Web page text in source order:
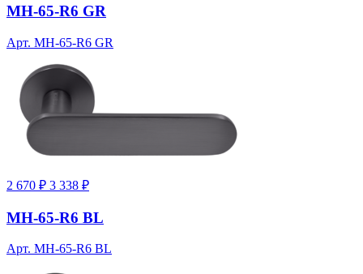
MH-65-R6 GR
Арт. MH-65-R6 GR
2 670 ₽ 3 338 ₽
MH-65-R6 BL
Арт. MH-65-R6 BL